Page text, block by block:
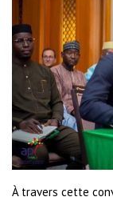
À travers cette